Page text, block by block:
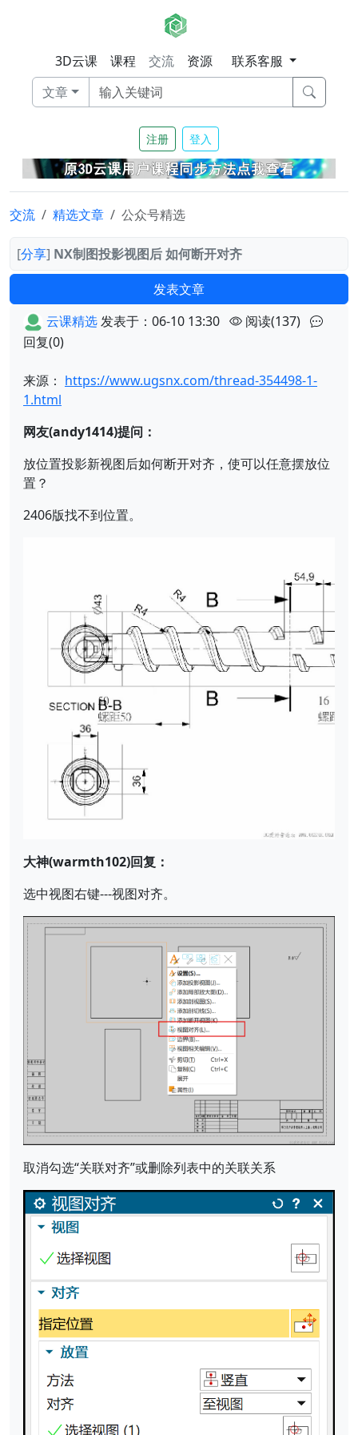
3D云课 课程 交流 资源
联系客服
文章
注册 登入
交流 精选文章 公众号精选
[分享] NX制图投影视图后 如何断开对齐
发表文章
云课精选发表于：06-10 13:30
阅读(137)
回复(0)
来源： https://www.ugsnx.com/thread-354498-1-
1.html
网友(andy1414)提问：
放位置投影新视图后如何断开对齐，使可以任意摆放位
置？
2406版找不到位置。
大神(warmth102)回复：
选中视图右键---视图对齐。
取消勾选“关联对齐”或删除列表中的关联关系